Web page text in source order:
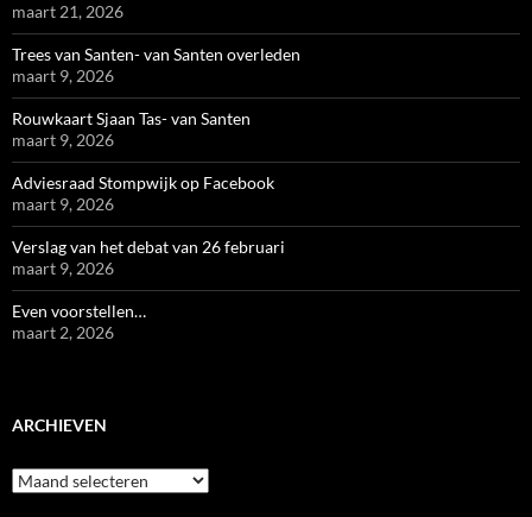
maart 21, 2026
Trees van Santen- van Santen overleden
maart 9, 2026
Rouwkaart Sjaan Tas- van Santen
maart 9, 2026
Adviesraad Stompwijk op Facebook
maart 9, 2026
Verslag van het debat van 26 februari
maart 9, 2026
Even voorstellen…
maart 2, 2026
ARCHIEVEN
Archieven